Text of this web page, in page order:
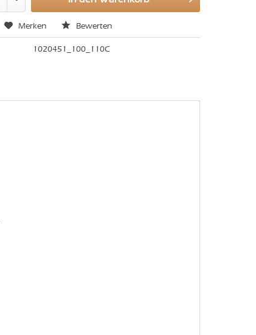
Merken Bewerten
1020451_100_110C